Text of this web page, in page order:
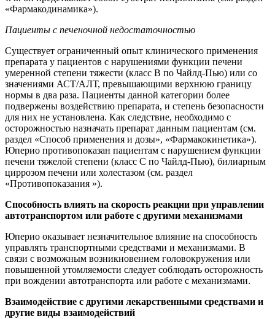
«Фармакодинамика»).
Пациенты с печеночной недостаточностью
Существует ограниченный опыт клинического применения
препарата у пациентов с нарушениями функции печени
умеренной степени тяжести (класс B по Чайлд-Пью) или со
значениями АСТ/АЛТ, превышающими верхнюю границу
нормы в два раза. Пациенты данной категории более
подвержены воздействию препарата, и степень безопасности
для них не установлена. Как следствие, необходимо с
осторожностью назначать препарат данным пациентам (см.
раздел «Способ применения и дозы», «Фармакокинетика»).
Юперио противопоказан пациентам с нарушением функции
печени тяжелой степени (класс C по Чайлд-Пью), билиарным
циррозом печени или холестазом (см. раздел
«Противопоказания »).
Способность влиять на скорость реакции при управлении
автотранспортом или работе с другими механизмами
Юперио оказывает незначительное влияние на способность
управлять транспортными средствами и механизмами. В
связи с возможным возникновением головокружения или
повышенной утомляемости следует соблюдать осторожность
при вождении автотранспорта или работе с механизмами.
Взаимодействие с другими лекарственными средствами и
другие виды взаимодействий